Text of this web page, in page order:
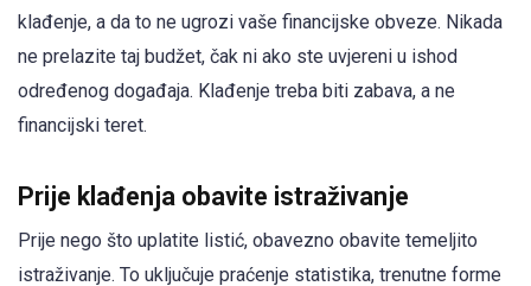
klađenje, a da to ne ugrozi vaše financijske obveze. Nikada
ne prelazite taj budžet, čak ni ako ste uvjereni u ishod
određenog događaja. Klađenje treba biti zabava, a ne
financijski teret.
Prije klađenja obavite istraživanje
Prije nego što uplatite listić, obavezno obavite temeljito
istraživanje. To uključuje praćenje statistika, trenutne forme